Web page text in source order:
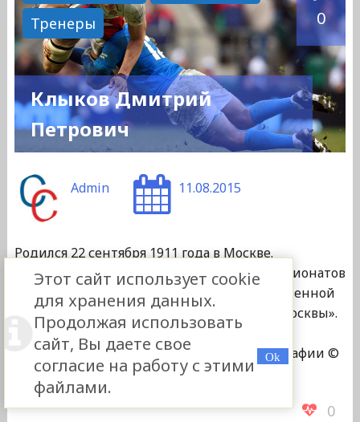
Тренеры
0
Клыков Дмитрий
Петрович
Admin 11.08.2015
Родился 22 сентября 1911 года в Москве.
Спортсмен (регби), тренер. Участник чемпионатов
СССР (1936-39). Участник Великой Отечественной
войны. Награжден медалью «За оборону Москвы».
Скончался 27 мая 2002 года. Похоронен на
Востряковском кладбище в Москве. Фотографии ©
Денис Шабалин (Москва).
0
Этот сайт использует cookie
для хранения данных.
Продолжая использовать
сайт, Вы даете свое
согласие на работу с этими
файлами.